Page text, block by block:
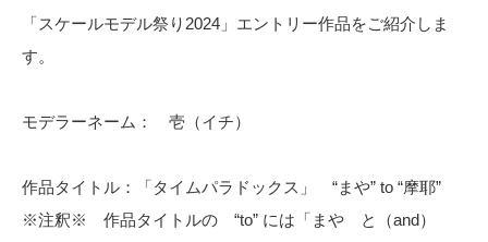
「スケールモデル祭り2024」エントリー作品をご紹介しま
す。
モデラーネーム： 壱（イチ）
作品タイトル：「タイムパラドックス」 “まや” to “摩耶”
※注釈※ 作品タイトルの “to” には「まや と（and）